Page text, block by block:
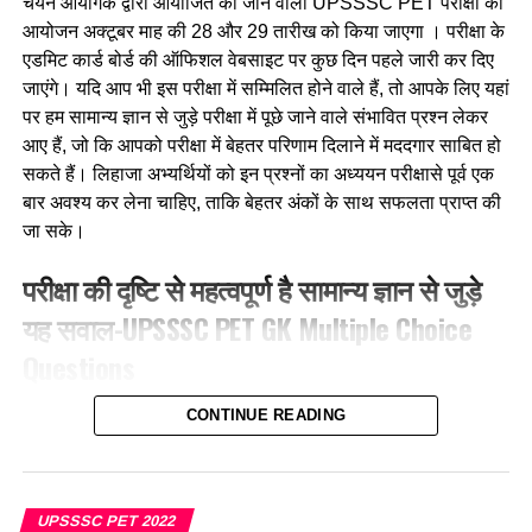
3. कार्ल माक्स
4. ग्रेगर मेंडल
Ans-4
Q.4 रोग विज्ञान का अध्ययन कहलाता है
1. पैथोलॉजी
2. लिमनोलॉजी
3. पेलियोबोटनी
आयोजन अक्टूबर माह की 28 और 29 तारीख को किया जाएगा । परीक्षा के
एडमिट कार्ड बोर्ड की ऑफिशल वेबसाइट पर कुछ दिन पहले जारी कर दिए
जाएंगे। यदि आप भी इस परीक्षा में सम्मिलित होने वाले हैं, तो आपके लिए यहां
पर हम सामान्य ज्ञान से जुड़े परीक्षा में पूछे जाने वाले संभावित प्रश्न लेकर
आए हैं, जो कि आपको परीक्षा में बेहतर परिणाम दिलाने में मददगार साबित हो
सकते हैं। लिहाजा अभ्यर्थियों को इन प्रश्नों का अध्ययन परीक्षासे पूर्व एक
बार अवश्य कर लेना चाहिए, ताकि बेहतर अंकों के साथ सफलता प्राप्त की
जा सके।
परीक्षा की दृष्टि से महत्वपूर्ण है सामान्य ज्ञान से जुड़े
यह सवाल-UPSSSC PET GK Multiple Choice
1. बाजार विनियम प्रणाली आरंभ की थी?
B. बलबन
CONTINUE READING
UPSSSC PET 2022